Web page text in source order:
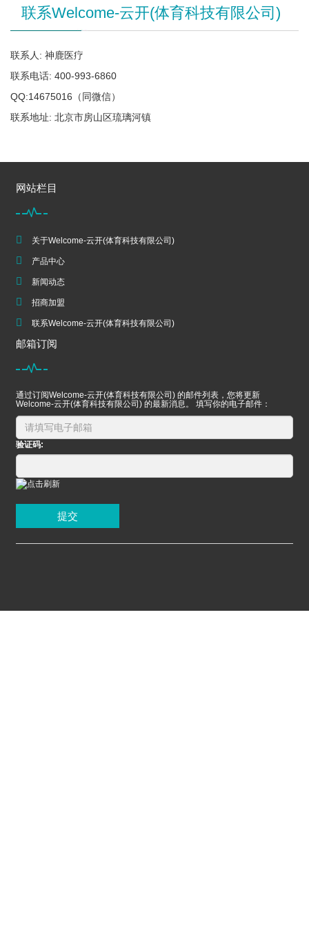
联系Welcome-云开(体育科技有限公司)
联系人: 神鹿医疗
联系电话: 400-993-6860
QQ:14675016（同微信）
联系地址: 北京市房山区琉璃河镇
网站栏目
关于Welcome-云开(体育科技有限公司)
产品中心
新闻动态
招商加盟
联系Welcome-云开(体育科技有限公司)
邮箱订阅
通过订阅Welcome-云开(体育科技有限公司) 的邮件列表，您将更新
Welcome-云开(体育科技有限公司) 的最新消息。 填写你的电子邮件：
验证码:
提交